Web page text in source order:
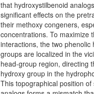
that hydroxystilbenoid
significant effects on the
their methoxy congeners,
concentrations. To maximize
interactions, the two phenolic
groups are localized in the
head-group region, directing
hydroxy group in the
This topographical position of